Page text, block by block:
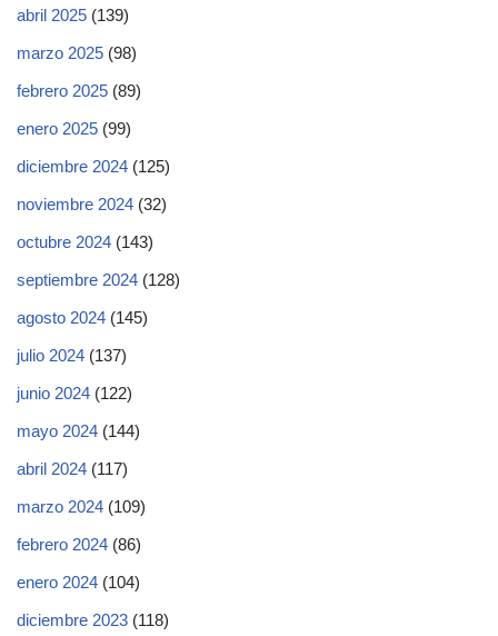
abril 2025 (139)
marzo 2025 (98)
febrero 2025 (89)
enero 2025 (99)
diciembre 2024 (125)
noviembre 2024 (32)
octubre 2024 (143)
septiembre 2024 (128)
agosto 2024 (145)
julio 2024 (137)
junio 2024 (122)
mayo 2024 (144)
abril 2024 (117)
marzo 2024 (109)
febrero 2024 (86)
enero 2024 (104)
diciembre 2023 (118)